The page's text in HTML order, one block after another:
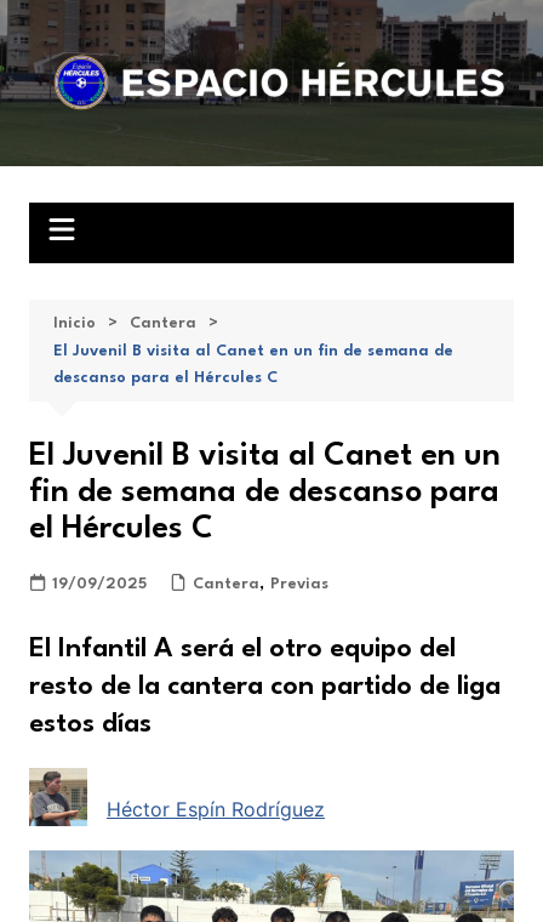
Saltar
al
contenido
Inicio
Cantera
El Juvenil B visita al Canet en un fin de semana de
descanso para el Hércules C
El Juvenil B visita al Canet en un
fin de semana de descanso para
el Hércules C
19/09/2025 Cantera, Previas
El Infantil A será el otro equipo del
resto de la cantera con partido de liga
estos días
Héctor Espín Rodríguez